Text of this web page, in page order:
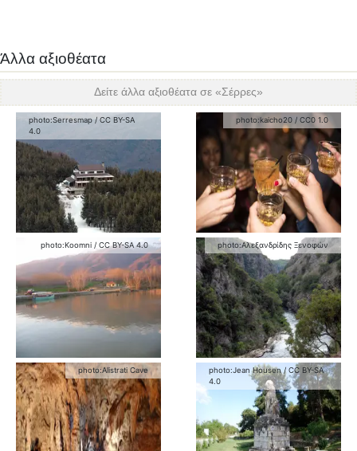
Άλλα αξιοθέατα
Δείτε άλλα αξιοθέατα σε «Σέρρες»
photo:Serresmap /CC BY-SA
4.0
photo:kaicho20 / CC0 1.0
photo:Koomni / CC BY-SA 4.0 photo:Αλεξανδρίδης Ξενοφών
photo:Alistrati Cave photo:Jean Housen / CC BY-SA
4.0